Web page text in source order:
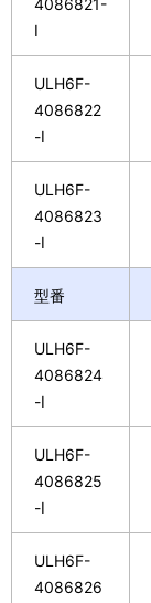
4086821-
I
ULH6F-
4086822
-I
ULH6F-
4086823
-I
型番
ULH6F-
4086824
-I
ULH6F-
4086825
-I
ULH6F-
4086826